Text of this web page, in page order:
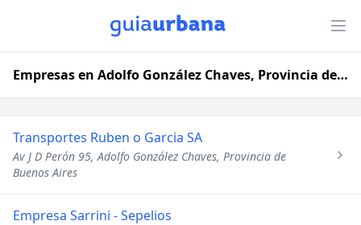
Empresas en Adolfo González Chaves, Provincia de Buenos Aires
Transportes Ruben o Garcia SA
Av J D Perón 95, Adolfo González Chaves, Provincia de
Buenos Aires
Empresa Sarrini - Sepelios